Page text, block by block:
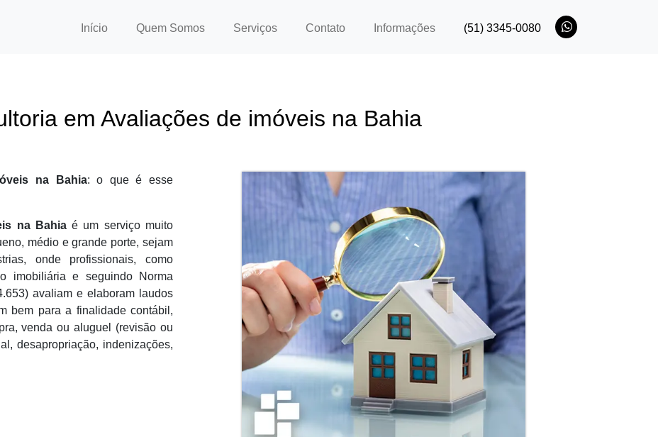
Início(current)Quem Somos Serviços Contato Informações (51) 3345-0080
em Avaliações de imóveis na Bahia
na Bahia: o que é esse
na Bahiaé um serviço muito
médio e grande porte, sejam
onde profissionais, como
imobiliária e seguindo Norma
avaliam e elaboram laudos
bem para a finalidade contábil,
venda ou aluguel (revisão ou
desapropriação, indenizações,